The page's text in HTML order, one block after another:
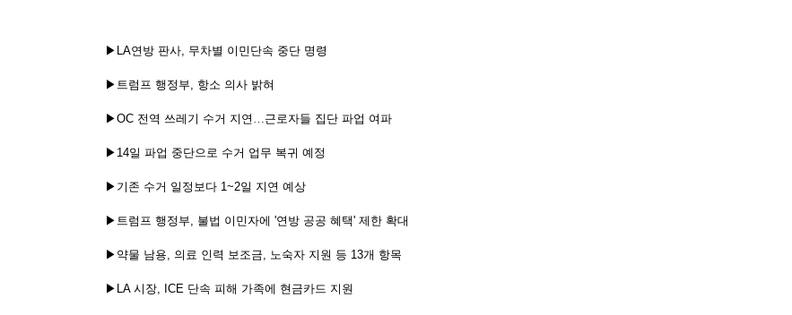
▶ LA연방 판사, 무차별 이민단속 중단 명령
▶트럼프 행정부, 항소 의사 밝혀
▶OC 전역 쓰레기 수거 지연…근로자들 집단 파업 여파
▶ 14일 파업 중단으로 수거 업무 복귀 예정
▶기존 수거 일정보다 1~2일 지연 예상
▶트럼프 행정부, 불법 이민자에 '연방 공공 혜택' 제한 확대
▶약물 남용, 의료 인력 보조금, 노숙자 지원 등 13개 항목
▶ LA 시장, ICE 단속 피해 가족에 현금카드 지원